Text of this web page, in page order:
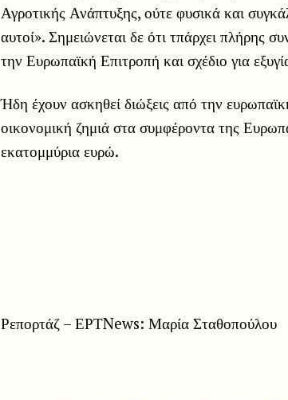
Αγροτικής Ανάπτυξης, ούτε φυσικά και
αυτοί». Σημειώνεται δε ότι τπάρχει πλήρης
την Ευρωπαϊκή Επιτροπή και σχέδιο για
Ήδη έχουν ασκηθεί διώξεις από την
οικονομική ζημιά στα συμφέροντα της
εκατομμύρια ευρώ.
Ρεπορτάζ – ΕΡΤNews: Μαρία Σταθοπούλου